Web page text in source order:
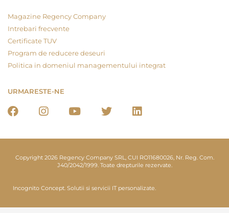
Magazine Regency Company
Intrebari frecvente
Certificate TUV
Program de reducere deseuri
Politica in domeniul managementului integrat
URMARESTE-NE
Copyright 2026 Regency Company SRL, CUI RO11680026, Nr. Reg. Com.
J40/2042/1999. Toate drepturile rezervate.
Incognito Concept. Solutii si servicii IT personalizate.